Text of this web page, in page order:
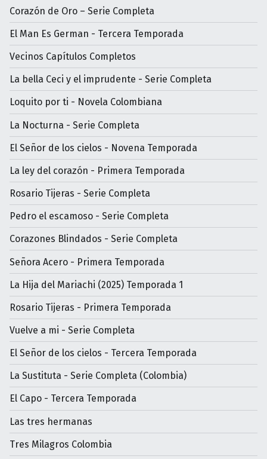
Corazón de Oro – Serie Completa
El Man Es German - Tercera Temporada
Vecinos Capítulos Completos
La bella Ceci y el imprudente - Serie Completa
Loquito por ti - Novela Colombiana
La Nocturna - Serie Completa
El Señor de los cielos - Novena Temporada
La ley del corazón - Primera Temporada
Rosario Tijeras - Serie Completa
Pedro el escamoso - Serie Completa
Corazones Blindados - Serie Completa
Señora Acero - Primera Temporada
La Hija del Mariachi (2025) Temporada 1
Rosario Tijeras - Primera Temporada
Vuelve a mi - Serie Completa
El Señor de los cielos - Tercera Temporada
La Sustituta - Serie Completa (Colombia)
El Capo - Tercera Temporada
Las tres hermanas
Tres Milagros Colombia